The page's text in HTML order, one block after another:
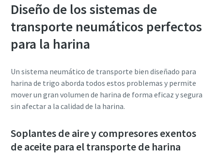
Diseño de los sistemas de
transporte neumáticos perfectos
para la harina
Un sistema neumático de transporte bien diseñado para
harina de trigo aborda todos estos problemas y permite
mover un gran volumen de harina de forma eficaz y segura
sin afectar a la calidad de la harina.
Soplantes de aire y compresores exentos
de aceite para el transporte de harina